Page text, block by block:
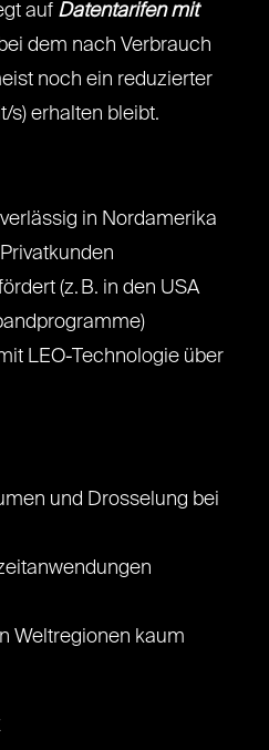
auf Datentarifen mit
dem nach Verbrauch
noch ein reduzierter
s) erhalten bleibt.
in Nordamerika
(z. B. in den USA
LEO-Technologie über
und Drosselung bei
Weltregionen kaum